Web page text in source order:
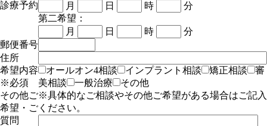
診療予約
月
日 時
分
第二希望：
月
日 時
分
郵便番号
住所
希望内容
※必須
オールオン4相談 インプラント相談 矯正相談
審
美相談
一般治療
その他
その他ご
希望・ご
質問
※具体的なご相談やその他ご希望がある場合はご記入
ください。